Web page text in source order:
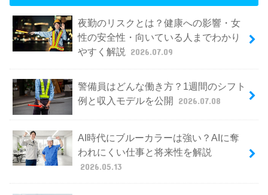
夜勤のリスクとは？健康への影響・女
性の安全性・向いている人までわかり
やすく解説
2026.07.09
警備員はどんな働き方？1週間のシフト
例と収入モデルを公開 2026.07.08
AI時代にブルーカラーは強い？AIに奪
われにくい仕事と将来性を解説
2026.05.13